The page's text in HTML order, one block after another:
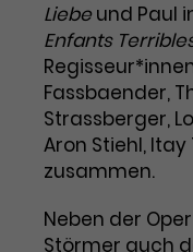
und
Name
Laufzeit 2
Zweck
wird
und
den
Marketing
Diese Gruppe
ermöglichen die
Conversions zu
uns dabei
die Interessen
Name
Anbieter
Cookie-
Liebeund Paul
Enfants
Fassbaender,
Strassberger,
Aron Stiehl,
zusammen.
Neben der
Störmer auch